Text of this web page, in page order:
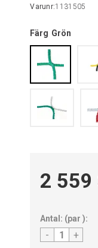
Varunr:1131505
Färg Grön
2 559
Antal: (par):
- +